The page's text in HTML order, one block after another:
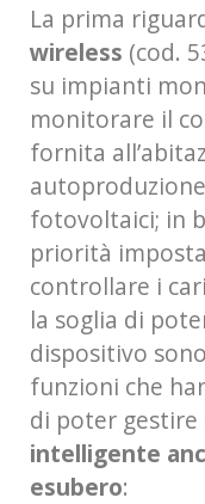
La prima
wireless (cod.
su impianti
monitorare il
fornita
fotovoltaici; in
priorità
controllare i
la soglia di
dispositivo
funzioni che
di poter gestire
intelligente
esubero: